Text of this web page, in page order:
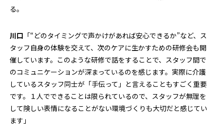
る。
川口 「“どのタイミングで声かけがあれば安心できるか”など、ス
タッフ自身の体験を交えて、次のケアに生かすための研修会も開
催しています。このような研修で話をすることで、スタッフ間で
のコミュニケーションが深まっているのを感じます。実際に介護
しているスタッフ同士が「手伝って」と言えることもすごく重要
です。１人でできることは限られているので、スタッフが無理を
して険しい表情になることがない環境づくりも大切だと感じてい
ます」